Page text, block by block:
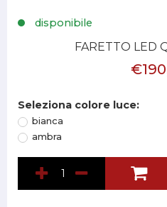
disponibile
FARETTO LED
Seleziona colore luce:
bianca
ambra